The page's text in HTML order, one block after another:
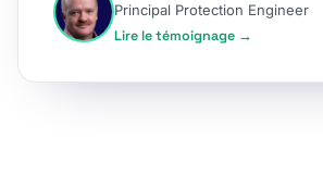
Principal Protection Engineer
Lire le témoignage →